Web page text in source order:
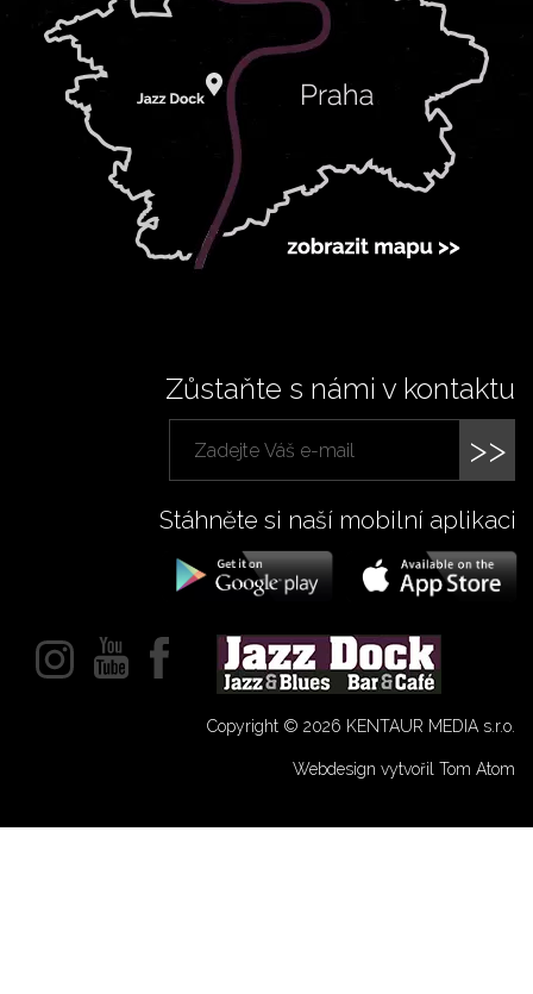
Zůstaňte s námi v kontaktu
>>
Stáhněte si naší mobilní aplikaci
Copyright © 2026 KENTAUR MEDIA s.r.o.
Webdesign vytvořil Tom Atom